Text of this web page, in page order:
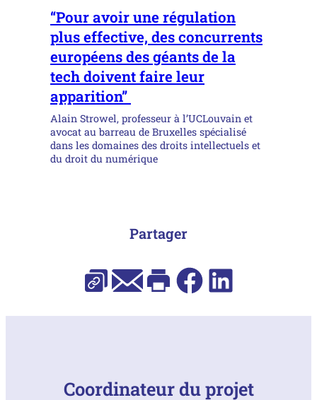
“Pour avoir une régulation
plus effective, des concurrents
européens des géants de la
tech doivent faire leur
apparition”
Alain Strowel, professeur à l’UCLouvain et
avocat au barreau de Bruxelles spécialisé
dans les domaines des droits intellectuels et
du droit du numérique
Partager
Copier l’URL
E-mailImprimerFacebookLinkedIn
Coordinateur du projet